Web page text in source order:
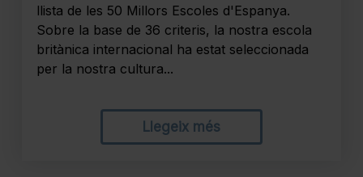
llista de les 50 Millors Escoles d'Espanya.
Sobre la base de 36 criteris, la nostra escola
britànica internacional ha estat seleccionada
per la nostra cultura...
Llegeix més